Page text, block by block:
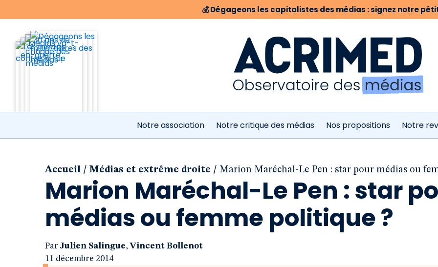
💰Dégageons les capitalistes des médias : signez notre
Notre association Notre critique des médias Nos propositions Notre
Accueil / Médias et extrême droite / Marion Maréchal-Le Pen : star pour médias ou
Marion Maréchal-Le Pen : star
médias ou femme politique ?
Par Julien Salingue,Vincent Bollenot
11 décembre 2014